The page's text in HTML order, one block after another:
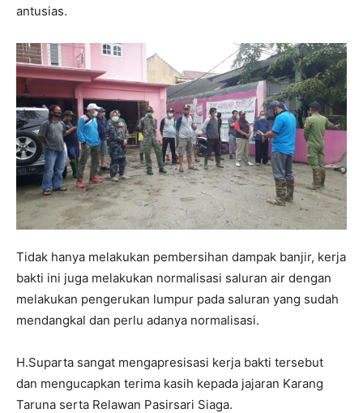
antusias.
Tidak hanya melakukan pembersihan dampak banjir, kerja
bakti ini juga melakukan normalisasi saluran air dengan
melakukan pengerukan lumpur pada saluran yang sudah
mendangkal dan perlu adanya normalisasi.
H.Suparta sangat mengapresisasi kerja bakti tersebut
dan mengucapkan terima kasih kepada jajaran Karang
Taruna serta Relawan Pasirsari Siaga.